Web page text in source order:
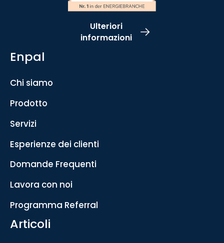
Enpal
Chi siamo
Prodotto
Servizi
Esperienze dei clienti
Domande Frequenti
Lavora con noi
Programma Referral
Articoli
Ulteriori
informazioni